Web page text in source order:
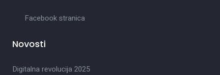
Facebook stranica
Novosti
Digitalna revolucija 2025